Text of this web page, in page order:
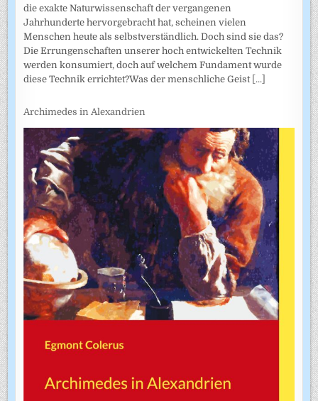
die exakte Naturwissenschaft der vergangenen
Jahrhunderte hervorgebracht hat, scheinen vielen
Menschen heute als selbstverständlich. Doch sind sie das?
Die Errungenschaften unserer hoch entwickelten Technik
werden konsumiert, doch auf welchem Fundament wurde
diese Technik errichtet?Was der menschliche Geist [...]
Archimedes in Alexandrien